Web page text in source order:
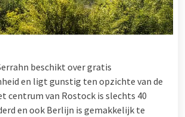
beschikt over gratis
en ligt gunstig ten opzichte van de
centrum van Rostock is slechts 40
en ook Berlijn is gemakkelijk te